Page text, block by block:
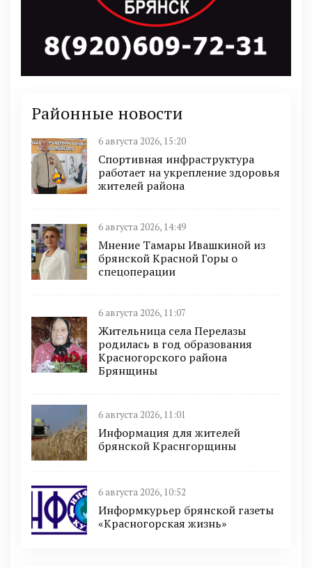
Районные новости
6 августа 2026, 15:20
Спортивная инфраструктура
работает на укрепление здоровья
жителей района
6 августа 2026, 14:49
Мнение Тамары Ивашкиной из
брянской Красной Горы о
спецоперации
6 августа 2026, 11:07
Жительница села Перелазы
родилась в год образования
Красногорского района
Брянщины
6 августа 2026, 11:01
Информация для жителей
брянской Краснгорщины
6 августа 2026, 10:52
Информкурьер брянской газеты
«Красногорская жизнь»